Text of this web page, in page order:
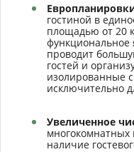
гостиной в
площадью от 20
функциональное
проводит
гостей и
изолированные
исключительно
Увеличенное
многокомнатных
наличие